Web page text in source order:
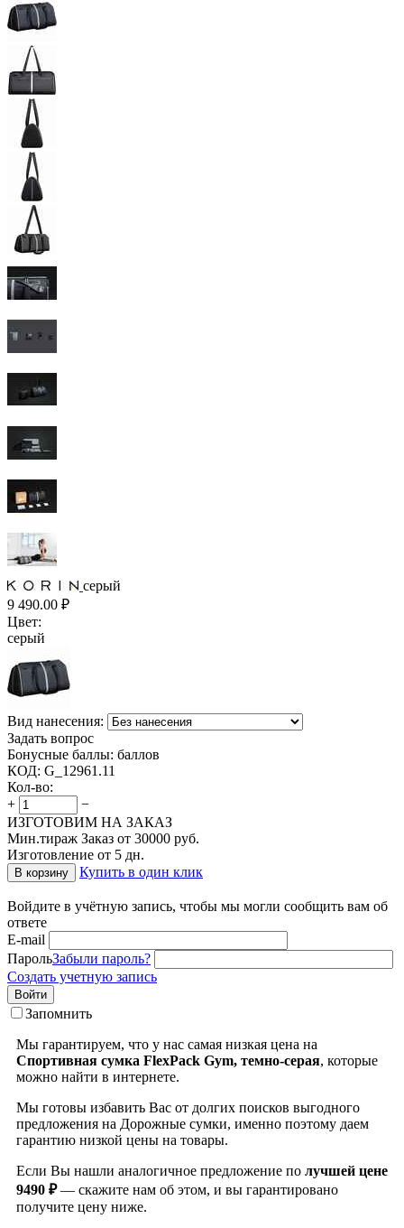
серый
9 490.00 ₽
Цвет:
серый
Вид нанесения:
Задать вопрос
Бонусные баллы: баллов
КОД: G_12961.11
Кол-во:
+
−
ИЗГОТОВИМ НА ЗАКАЗ
Мин.тираж Заказ от 30000 руб.
Изготовление от 5 дн.
В корзину Купить в один клик
Войдите в учётную запись, чтобы мы могли сообщить вам об
ответе
E-mail
ПарольЗабыли пароль?
Создать учетную запись
Войти
Запомнить
Мы гарантируем, что у нас самая низкая цена на
Спортивная сумка FlexPack Gym, темно-серая, которые
можно найти в интернете.
Мы готовы избавить Вас от долгих поисков выгодного
предложения на Дорожные сумки, именно поэтому даем
гарантию низкой цены на товары.
Если Вы нашли аналогичное предложение по лучшей цене
9490 ₽— скажите нам об этом, и вы гарантировано
получите цену ниже.